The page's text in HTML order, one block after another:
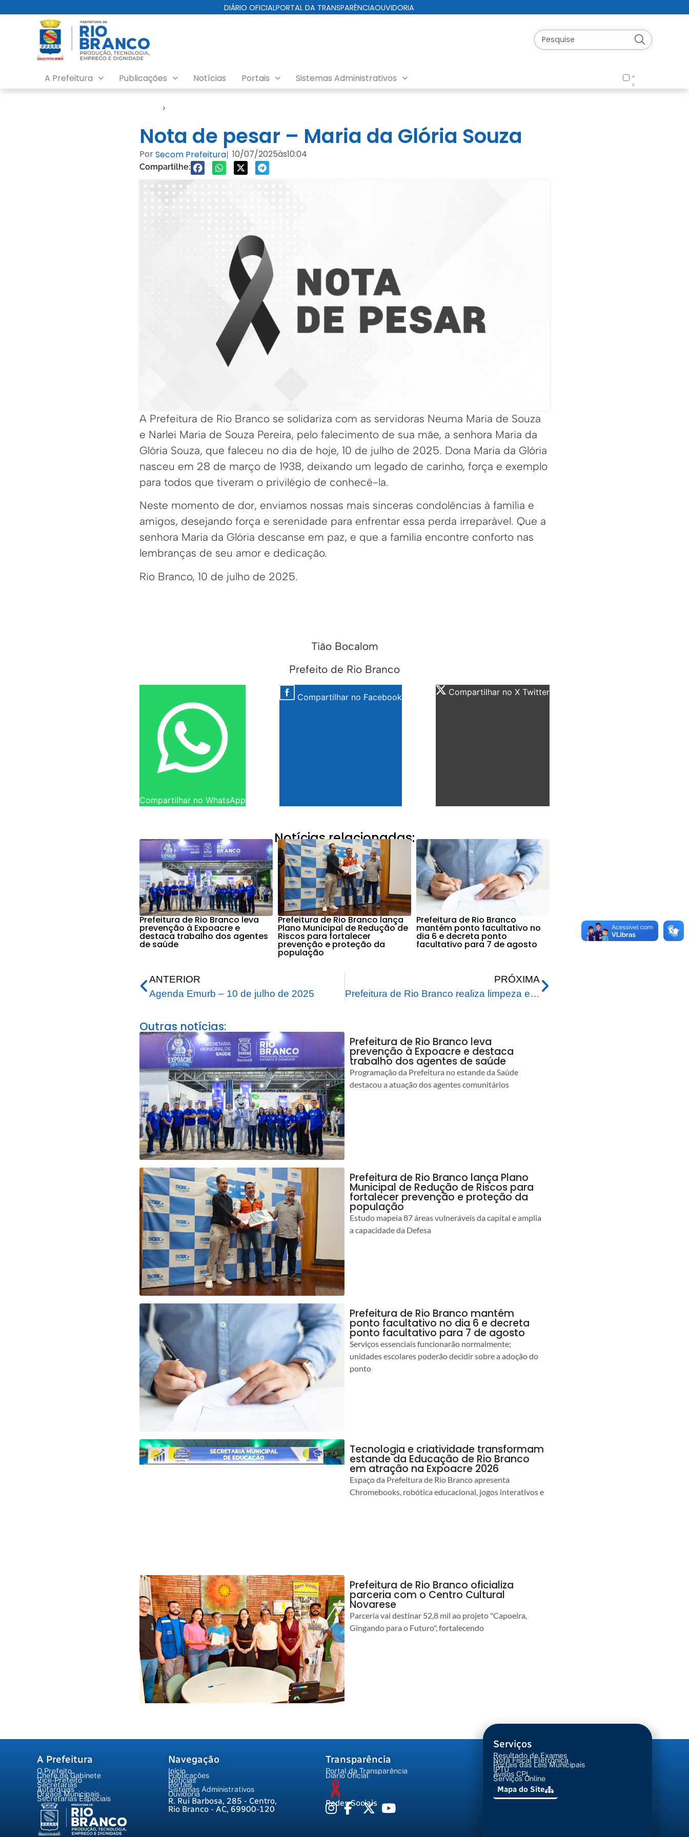
DIÁRIO OFICIALPORTAL DA TRANSPARÊNCIAOUVIDORIA
A Prefeitura Publicações Notícias Portais Sistemas Administrativos
›
Nota de pesar – Maria da Glória Souza
PorSecom Prefeitura| 10/07/2025às10:04
Compartilhe:
A Prefeitura de Rio Branco se solidariza com as servidoras Neuma Maria de Souza
e Narlei Maria de Souza Pereira, pelo falecimento de sua mãe, a senhora Maria da
Glória Souza, que faleceu no dia de hoje, 10 de julho de 2025. Dona Maria da Glória
nasceu em 28 de março de 1938, deixando um legado de carinho, força e exemplo
para todos que tiveram o privilégio de conhecê-la.
Neste momento de dor, enviamos nossas mais sinceras condolências à família e
amigos, desejando força e serenidade para enfrentar essa perda irreparável. Que a
senhora Maria da Glória descanse em paz, e que a família encontre conforto nas
lembranças de seu amor e dedicação.
Rio Branco, 10 de julho de 2025.
Tião Bocalom
Prefeito de Rio Branco
Compartilhar no WhatsApp
Compartilhar no Facebook Compartilhar no X Twitter
Notícias relacionadas:
Prefeitura de Rio Branco leva
prevenção à Expoacre e
destaca trabalho dos agentes
de saúde
Prefeitura de Rio Branco lança
Plano Municipal de Redução de
Riscos para fortalecer
prevenção e proteção da
população
Prefeitura de Rio Branco
mantém ponto facultativo no
dia 6 e decreta ponto
facultativo para 7 de agosto
ANTERIOR
Agenda Emurb – 10 de julho de 2025
PRÓXIMA
Prefeitura de Rio Branco realiza limpeza e desobstrução no Complexo da Cigana
Outras notícias:
Prefeitura de Rio Branco leva
prevenção à Expoacre e destaca
trabalho dos agentes de saúde
Programação da Prefeitura no estande da Saúde
destacou a atuação dos agentes comunitários
Prefeitura de Rio Branco lança Plano
Municipal de Redução de Riscos para
fortalecer prevenção e proteção da
população
Estudo mapeia 87 áreas vulneráveis da capital e amplia
a capacidade da Defesa
Prefeitura de Rio Branco mantém
ponto facultativo no dia 6 e decreta
ponto facultativo para 7 de agosto
Serviços essenciais funcionarão normalmente;
unidades escolares poderão decidir sobre a adoção do
ponto
Tecnologia e criatividade transformam
estande da Educação de Rio Branco
em atração na Expoacre 2026
Espaço da Prefeitura de Rio Branco apresenta
Chromebooks, robótica educacional, jogos interativos e
Prefeitura de Rio Branco oficializa
parceria com o Centro Cultural
Novarese
Parceria vai destinar 52,8 mil ao projeto "Capoeira,
Gingando para o Futuro", fortalecendo
A Prefeitura
O Prefeito
Chefe de Gabinete
Vice-Prefeito
Secretarias
Autarquias
Órgãos Municipais
Secretarias Especiais
Navegação
Início
Publicações
Notícias
Portais
Sistemas Administrativos
Ouvidoria
R. Rui Barbosa, 285 - Centro,
Rio Branco - AC, 69900-120
Transparência
Portal da Transparência
Diário Oficial
Redes Sociais
Serviços
Resultado de Exames
Nota Fiscal Eletrônica
Portais das Leis Municipais
IPTU
Avisos CPL
Serviços Online
Mapa do Site